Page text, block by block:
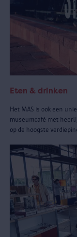
Eten & drinken
Het MAS is ook een
museumcafé met
op de hoogste